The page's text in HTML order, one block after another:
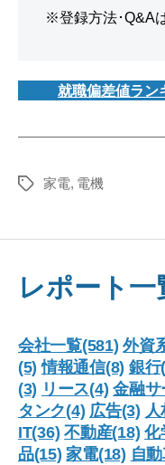
※登録方法･Q&A
就職偏差値ラン
タ
家電, 電機
レポート一
会社一覧(581) 外資
(5) 情報通信(8) 銀行
(3) リース(4) 金融サ
タンク(4) 広告(3) 人
IT(36) 不動産(18) 化
品(15) 家電(18) 自